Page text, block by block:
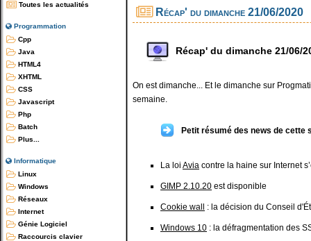
Toutes les actualités
Programmation
Cpp
Java
HTML4
XHTML
CSS
Javascript
Php
Batch
Plus...
Informatique
Linux
Windows
Réseaux
Internet
Génie Logiciel
Raccourcis clavier
Récap' du dimanche 21/06/2020
Récap' du dimanche 21/06/
On est dimanche... Et le dimanche sur
semaine.
Petit résumé des news de cette
La loi Avia contre la haine sur Internet
GIMP 2.10.20 est disponible
Cookie wall : la décision du Conseil
Windows 10 : la défragmentation des